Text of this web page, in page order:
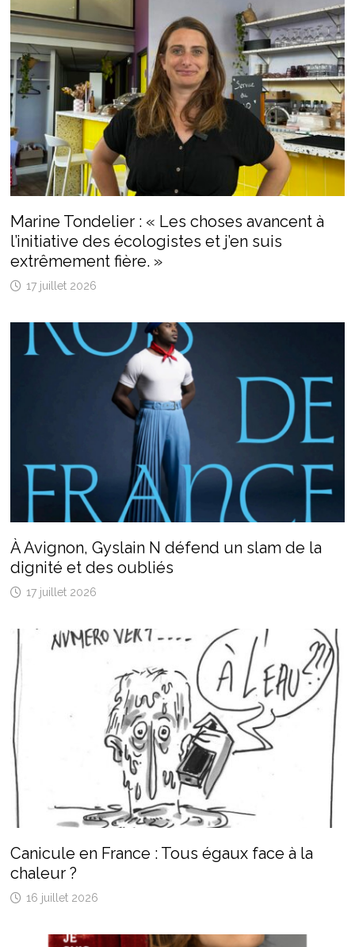
Marine Tondelier : « Les choses avancent à
l’initiative des écologistes et j’en suis
extrêmement fière. »
17 juillet 2026
À Avignon, Gyslain N défend un slam de la
dignité et des oubliés
17 juillet 2026
Canicule en France : Tous égaux face à la
chaleur ?
16 juillet 2026